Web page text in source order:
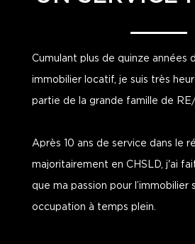
Cumulant plus de quinze années
immobilier locatif, je suis très
partie de la grande famille de
Après 10 ans de service dans le
majoritairement en CHSLD, j'ai
que ma passion pour l’immobilier
occupation à temps plein.